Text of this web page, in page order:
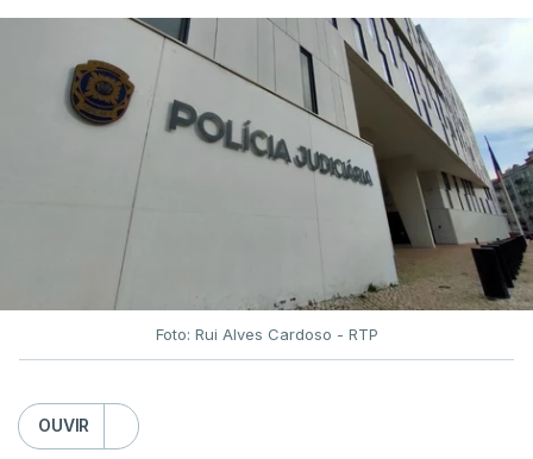
Foto: Rui Alves Cardoso - RTP
OUVIR